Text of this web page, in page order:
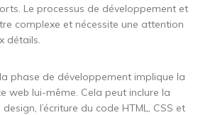
Le processus de développement et
complexe et nécessite une attention
détails.
phase de développement implique la
web lui-même. Cela peut inclure la
l’écriture du code HTML, CSS et